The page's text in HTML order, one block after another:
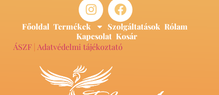
Főoldal Termékek Szolgáltatások Rólam
Kapcsolat Kosár
ÁSZF| Adatvédelmi tájékoztató